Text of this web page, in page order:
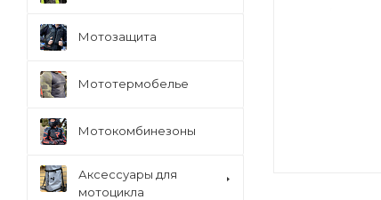
Мотозащита
Мототермобелье
Мотокомбинезоны
Аксессуары для
мотоцикла